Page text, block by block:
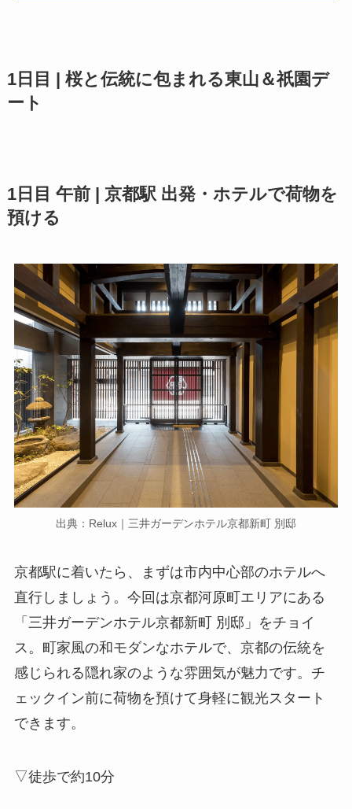
1日目 | 桜と伝統に包まれる東山＆祇園デ
ート
1日目 午前 | 京都駅 出発・ホテルで荷物を
預ける
出典：Relux｜三井ガーデンホテル京都新町 別邸
京都駅に着いたら、まずは市内中心部のホテルへ
直行しましょう。今回は京都河原町エリアにある
「三井ガーデンホテル京都新町 別邸」をチョイ
ス。町家風の和モダンなホテルで、京都の伝統を
感じられる隠れ家のような雰囲気が魅力です。チ
ェックイン前に荷物を預けて身軽に観光スタート
できます。
▽徒歩で約10分